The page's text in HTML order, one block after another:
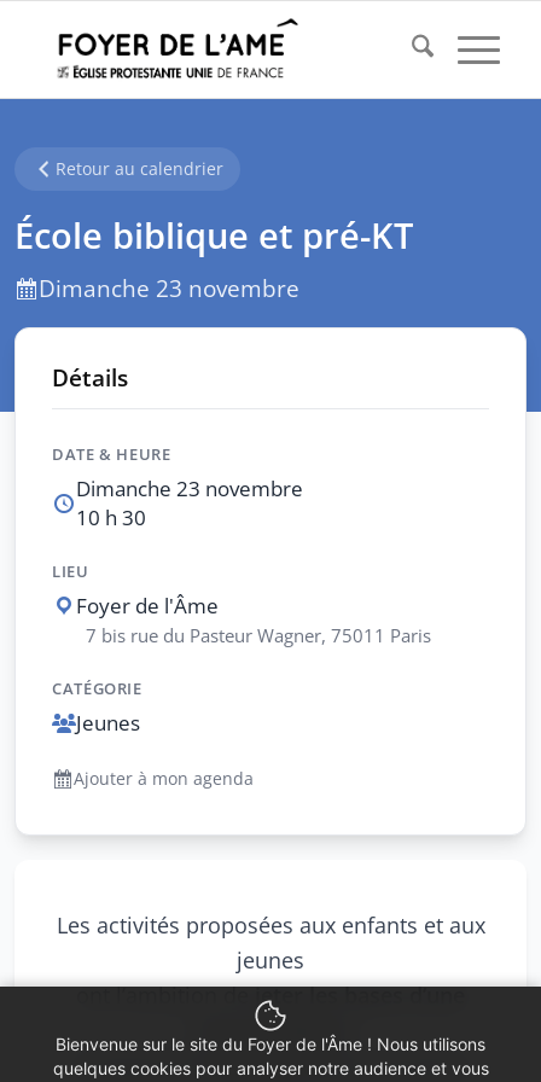
Retour au calendrier
École biblique et pré-KT
Dimanche 23 novembre
Les activités proposées aux enfants et aux
jeunes
ont l’ambition dejeter les bases d’une
culture biblique
et d’ancrer les jeunes dans la vie de la
Détails
DATE & HEURE
Dimanche 23 novembre
10 h 30
LIEU
Foyer de l'Âme
7 bis rue du Pasteur Wagner, 75011 Paris
CATÉGORIE
Jeunes
Ajouter à mon agenda
Bienvenue sur le site du Foyer de l'Âme ! Nous utilisons
quelques cookies pour analyser notre audience et vous